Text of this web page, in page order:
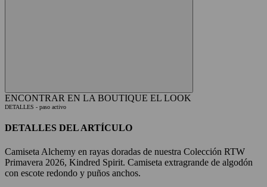
ENCONTRAR EN LA BOUTIQUE EL LOOK
DETALLES - paso activo
DETALLES DEL ARTÍCULO
Camiseta Alchemy en rayas doradas de nuestra Colección RTW
Primavera 2026, Kindred Spirit. Camiseta extragrande de algodón
con escote redondo y puños anchos.